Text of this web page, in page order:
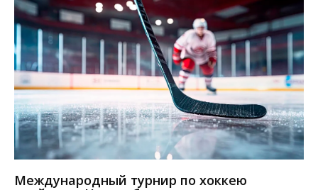
Международный турнир по хоккею